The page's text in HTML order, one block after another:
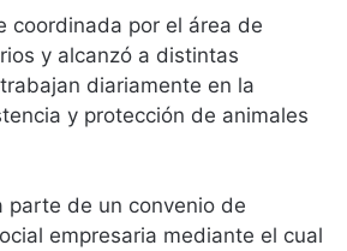
coordinada por el área de
y alcanzó a distintas
diariamente en la
y protección de animales
parte de un convenio de
empresaria mediante el cual